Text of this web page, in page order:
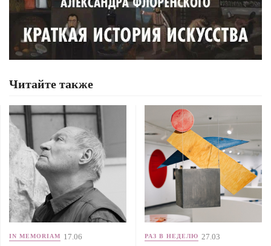
Читайте также
IN MEMORIAM 17.06 РАЗ В НЕДЕЛЮ 27.03